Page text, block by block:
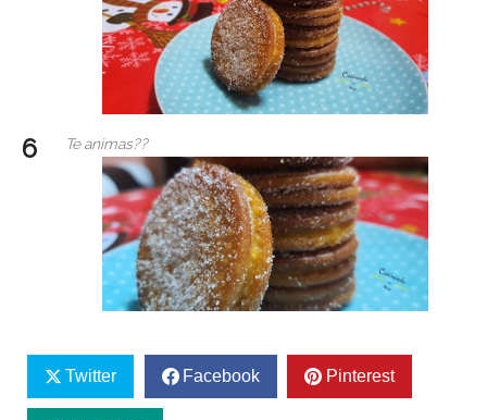
Te animas??
Twitter Facebook Pinterest